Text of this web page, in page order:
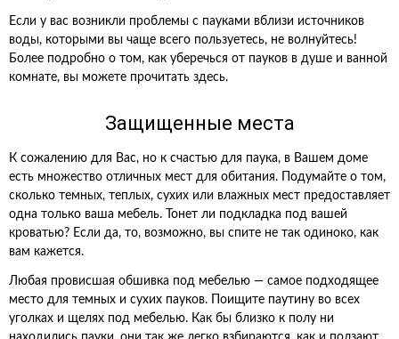
Если у вас возникли проблемы с пауками вблизи источников
воды, которыми вы чаще всего пользуетесь, не волнуйтесь!
Более подробно о том, как уберечься от пауков в душе и ванной
комнате, вы можете прочитать здесь.
Защищенные места
К сожалению для Вас, но к счастью для паука, в Вашем доме
есть множество отличных мест для обитания. Подумайте о том,
сколько темных, теплых, сухих или влажных мест предоставляет
одна только ваша мебель. Тонет ли подкладка под вашей
кроватью? Если да, то, возможно, вы спите не так одиноко, как
вам кажется.
Любая провисшая обшивка под мебелью — самое подходящее
место для темных и сухих пауков. Поищите паутину во всех
уголках и щелях под мебелью. Как бы близко к полу ни